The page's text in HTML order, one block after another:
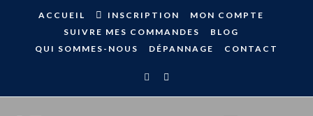
ACCUEIL INSCRIPTION
MON COMPTE
SUIVRE MES COMMANDES
BLOG
QUI SOMMES-NOUS
DÉPANNAGE CONTACT